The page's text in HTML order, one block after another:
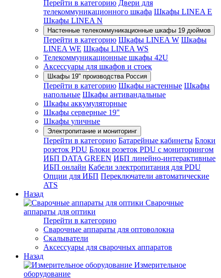
Перейти в категорию Двери для
телекоммуникационного шкафа Шкафы LINEA E
Шкафы LINEA N
Настенные телекоммуникационные шкафы 19 дюймов
Перейти в категорию Шкафы LINEA W Шкафы
LINEA WE Шкафы LINEA WS
Телекоммуникационные шкафы 42U
Аксессуары для шкафов и стоек
Шкафы 19" производства Россия
Перейти в категорию Шкафы настенные Шкафы
напольные Шкафы антивандальные
Шкафы аккумуляторные
Шкафы серверные 19"
Шкафы уличные
Электропитание и мониторинг
Перейти в категорию Батарейные кабинеты Блоки
розеток PDU Блоки розеток PDU с мониторингом
ИБП DATA GREEN ИБП линейно-интерактивные
ИБП онлайн Кабели электропитания для PDU
Опции для ИБП Переключатели автоматические
ATS
Назад
Сварочные
аппараты для оптики
Перейти в категорию
Сварочные аппараты для оптоволокна
Скалыватели
Аксессуары для сварочных аппаратов
Назад
Измерительное
оборудование